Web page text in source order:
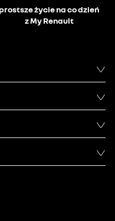
prostsze życie na co dzień
z My Renault